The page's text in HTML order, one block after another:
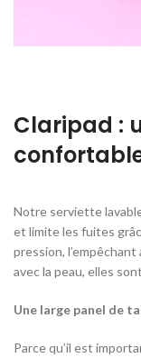
Claripad :
Notre serviette
et limite les fuites
pression,
avec la peau, elles
Une large panel de
Parce qu’il est